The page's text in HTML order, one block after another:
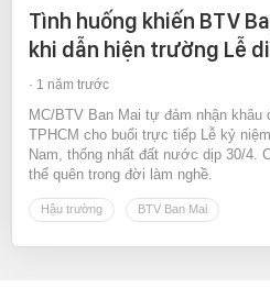
Current
Time
0:12 / Duration
3:25
Tình huống khiến BTV
khi dẫn hiện trường Lễ
1 năm trước
MC/BTV Ban Mai tự đảm nhận
TPHCM cho buổi trực tiếp Lễ kỷ
Nam, thống nhất đất nước dịp 30/4.
thể quên trong đời làm nghề.
Hậu trường BTV Ban Mai